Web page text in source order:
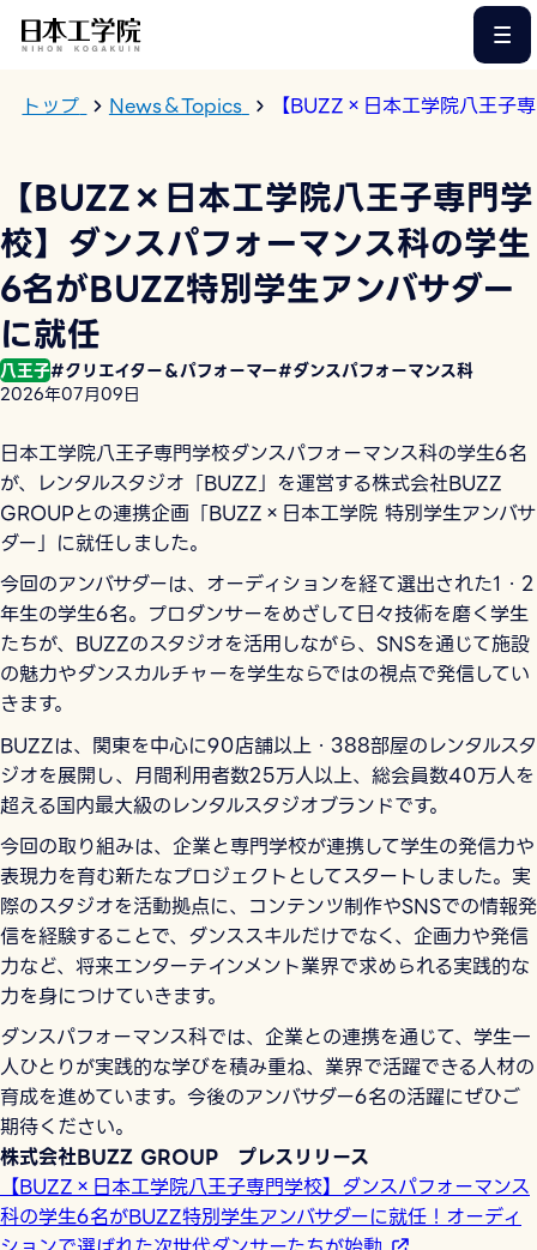
トップ News＆Topics 【BUZZ×日本工学院八王子
【BUZZ×日本工学院八王子専門学
校】ダンスパフォーマンス科の学生
6名がBUZZ特別学生アンバサダー
に就任
八王子#クリエイター＆パフォーマー#ダンスパフォーマンス科
2026年07月09日
日本工学院八王子専門学校ダンスパフォーマンス科の学生6名
が、レンタルスタジオ「BUZZ」を運営する株式会社BUZZ
GROUPとの連携企画「BUZZ×日本工学院 特別学生アンバサ
ダー」に就任しました。
今回のアンバサダーは、オーディションを経て選出された1・2
年生の学生6名。プロダンサーをめざして日々技術を磨く学生
たちが、BUZZのスタジオを活用しながら、SNSを通じて施設
の魅力やダンスカルチャーを学生ならではの視点で発信してい
きます。
BUZZは、関東を中心に90店舗以上・388部屋のレンタルスタ
ジオを展開し、月間利用者数25万人以上、総会員数40万人を
超える国内最大級のレンタルスタジオブランドです。
今回の取り組みは、企業と専門学校が連携して学生の発信力や
表現力を育む新たなプロジェクトとしてスタートしました。実
際のスタジオを活動拠点に、コンテンツ制作やSNSでの情報発
信を経験することで、ダンススキルだけでなく、企画力や発信
力など、将来エンターテインメント業界で求められる実践的な
力を身につけていきます。
ダンスパフォーマンス科では、企業との連携を通じて、学生一
人ひとりが実践的な学びを積み重ね、業界で活躍できる人材の
育成を進めています。今後のアンバサダー6名の活躍にぜひご
期待ください。
株式会社BUZZ GROUP プレスリリース
【BUZZ×日本工学院八王子専門学校】ダンスパフォーマンス
科の学生6名がBUZZ特別学生アンバサダーに就任！オーディ